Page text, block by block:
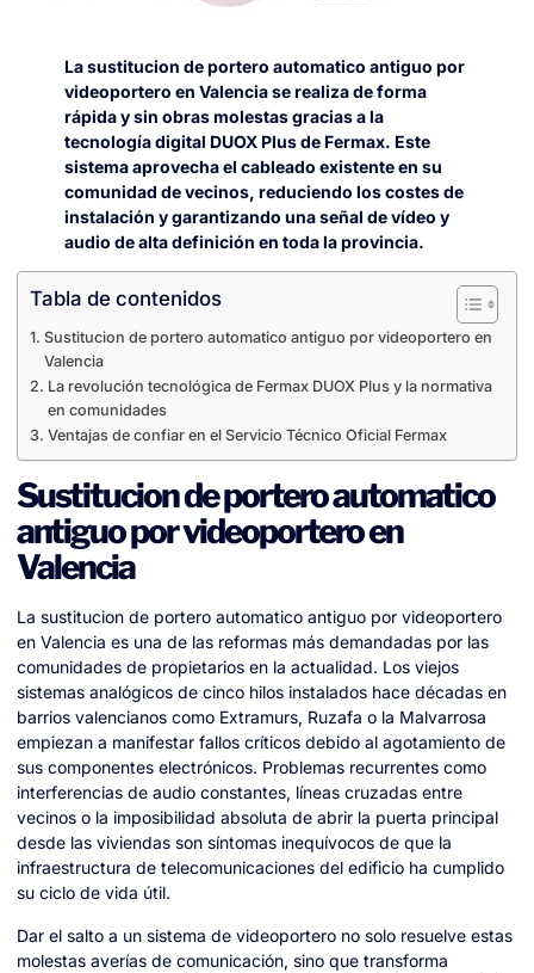
La sustitucion de portero automatico antiguo por
videoportero en Valencia se realiza de forma
rápida y sin obras molestas gracias a la
tecnología digital DUOX Plus de Fermax. Este
sistema aprovecha el cableado existente en su
comunidad de vecinos, reduciendo los costes de
instalación y garantizando una señal de vídeo y
audio de alta definición en toda la provincia.
Tabla de contenidos
Sustitucion de portero automatico antiguo por videoportero en
Valencia
La revolución tecnológica de Fermax DUOX Plus y la normativa
en comunidades
Ventajas de confiar en el Servicio Técnico Oficial Fermax
Sustitucion de portero automatico
antiguo por videoportero en
Valencia
La sustitucion de portero automatico antiguo por videoportero
en Valencia es una de las reformas más demandadas por las
comunidades de propietarios en la actualidad. Los viejos
sistemas analógicos de cinco hilos instalados hace décadas en
barrios valencianos como Extramurs, Ruzafa o la Malvarrosa
empiezan a manifestar fallos críticos debido al agotamiento de
sus componentes electrónicos. Problemas recurrentes como
interferencias de audio constantes, líneas cruzadas entre
vecinos o la imposibilidad absoluta de abrir la puerta principal
desde las viviendas son síntomas inequívocos de que la
infraestructura de telecomunicaciones del edificio ha cumplido
su ciclo de vida útil.
Dar el salto a un sistema de videoportero no solo resuelve estas
molestas averías de comunicación, sino que transforma